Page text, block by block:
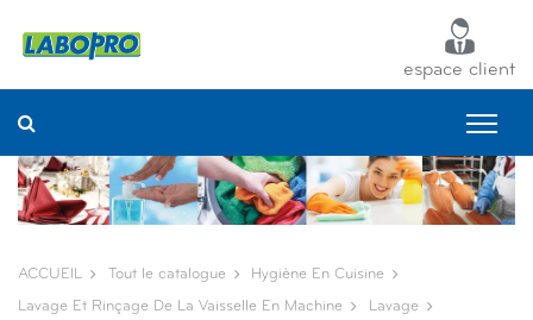
espace client
ACCUEIL Tout le catalogue Hygiène En Cuisine
Lavage Et Rinçage De La Vaisselle En Machine Lavage